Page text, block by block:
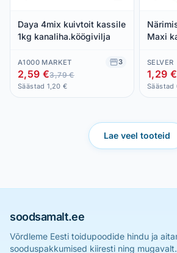
Daya 4mix kuivtoit kassile
1kg kanaliha.köögivilja
A1000 MARKET 3
2,59 €3,79 €
Säästad 1,20 €
Maxi
SELVER
1,29 €
Säästad
Lae veel tooteid
soodsamalt.ee
Võrdleme Eesti toidupoodide hindu ja
sooduspakkumised kiiresti ning mugavalt.